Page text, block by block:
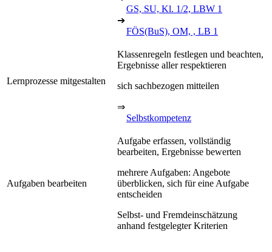
GS, SU, Kl. 1/2, LBW 1
➔
FÖS(BuS), OM, , LB 1
Lernprozesse mitgestalten
Klassenregeln festlegen und beachten,
Ergebnisse aller respektieren
sich sachbezogen mitteilen
⇒
Selbstkompetenz
Aufgaben bearbeiten
Aufgabe erfassen, vollständig
bearbeiten, Ergebnisse bewerten
mehrere Aufgaben: Angebote
überblicken, sich für eine Aufgabe
entscheiden
Selbst- und Fremdeinschätzung
anhand festgelegter Kriterien